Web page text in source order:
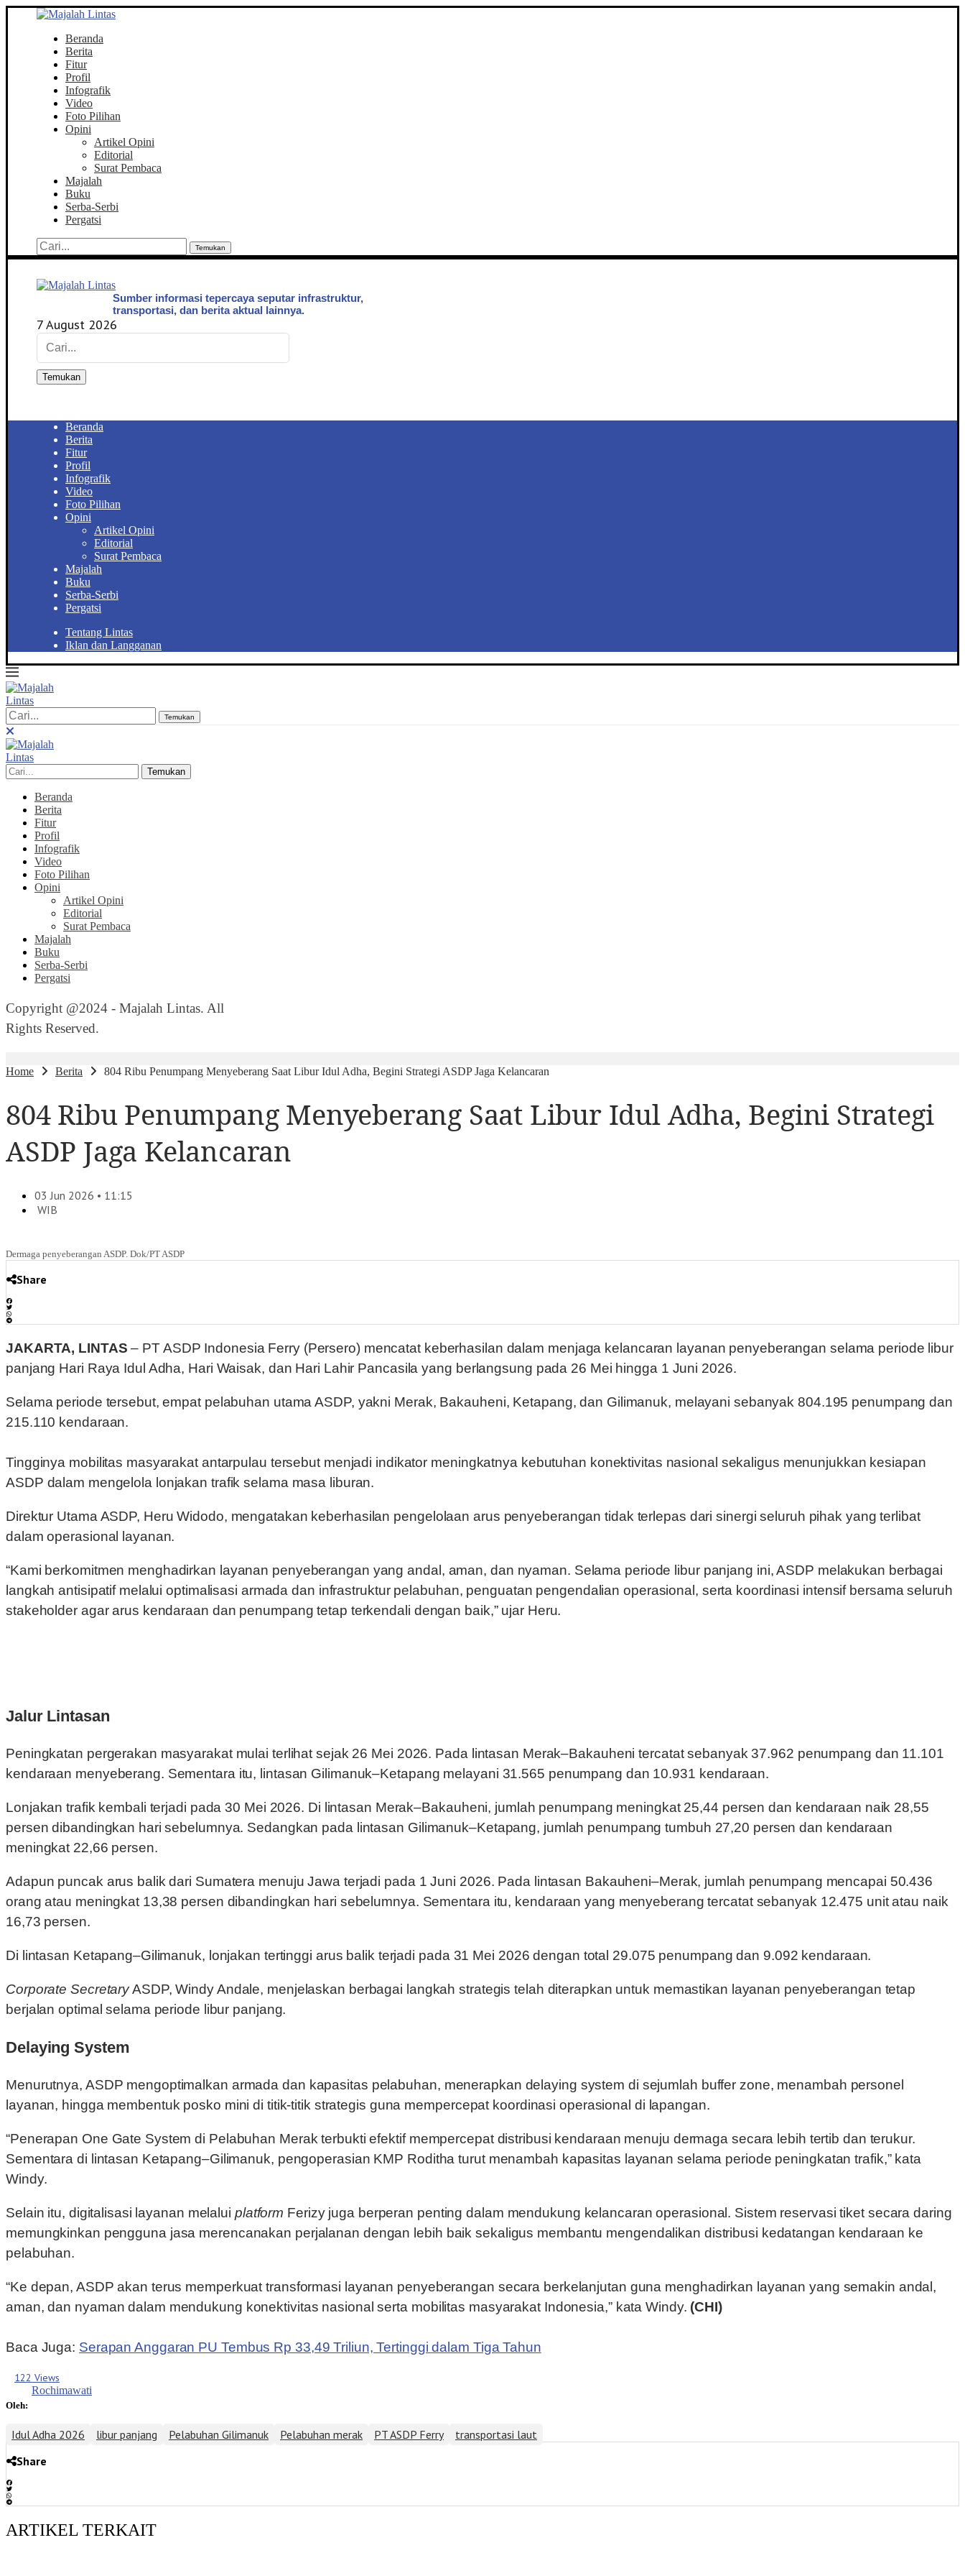
Beranda
Berita
Fitur
Profil
Infografik
Video
Foto Pilihan
Opini
Artikel Opini
Editorial
Surat Pembaca
Majalah
Buku
Serba-Serbi
Pergatsi
Temukan
Sumber informasi tepercaya seputar infrastruktur,
transportasi, dan berita aktual lainnya.
7 August 2026
Temukan
Beranda
Berita
Fitur
Profil
Infografik
Video
Foto Pilihan
Opini
Artikel Opini
Editorial
Surat Pembaca
Majalah
Buku
Serba-Serbi
Pergatsi
Tentang Lintas
Iklan dan Langganan
Temukan
Temukan
Beranda
Berita
Fitur
Profil
Infografik
Video
Foto Pilihan
Opini
Artikel Opini
Editorial
Surat Pembaca
Majalah
Buku
Serba-Serbi
Pergatsi
Copyright @2024 - Majalah Lintas. All
Rights Reserved.
Home Berita 804 Ribu Penumpang Menyeberang Saat Libur Idul Adha, Begini Strategi ASDP Jaga Kelancaran
804 Ribu Penumpang Menyeberang Saat Libur Idul Adha, Begini Strategi
ASDP Jaga Kelancaran
03 Jun 2026 • 11:15
WIB
Dermaga penyeberangan ASDP. Dok/PT ASDP
Share
JAKARTA, LINTAS – PT ASDP Indonesia Ferry (Persero) mencatat keberhasilan dalam menjaga kelancaran layanan penyeberangan selama periode libur
panjang Hari Raya Idul Adha, Hari Waisak, dan Hari Lahir Pancasila yang berlangsung pada 26 Mei hingga 1 Juni 2026.
Selama periode tersebut, empat pelabuhan utama ASDP, yakni Merak, Bakauheni, Ketapang, dan Gilimanuk, melayani sebanyak 804.195 penumpang dan
215.110 kendaraan.
Tingginya mobilitas masyarakat antarpulau tersebut menjadi indikator meningkatnya kebutuhan konektivitas nasional sekaligus menunjukkan kesiapan
ASDP dalam mengelola lonjakan trafik selama masa liburan.
Direktur Utama ASDP, Heru Widodo, mengatakan keberhasilan pengelolaan arus penyeberangan tidak terlepas dari sinergi seluruh pihak yang terlibat
dalam operasional layanan.
“Kami berkomitmen menghadirkan layanan penyeberangan yang andal, aman, dan nyaman. Selama periode libur panjang ini, ASDP melakukan berbagai
langkah antisipatif melalui optimalisasi armada dan infrastruktur pelabuhan, penguatan pengendalian operasional, serta koordinasi intensif bersama seluruh
stakeholder agar arus kendaraan dan penumpang tetap terkendali dengan baik,” ujar Heru.
Jalur Lintasan
Peningkatan pergerakan masyarakat mulai terlihat sejak 26 Mei 2026. Pada lintasan Merak–Bakauheni tercatat sebanyak 37.962 penumpang dan 11.101
kendaraan menyeberang. Sementara itu, lintasan Gilimanuk–Ketapang melayani 31.565 penumpang dan 10.931 kendaraan.
Lonjakan trafik kembali terjadi pada 30 Mei 2026. Di lintasan Merak–Bakauheni, jumlah penumpang meningkat 25,44 persen dan kendaraan naik 28,55
persen dibandingkan hari sebelumnya. Sedangkan pada lintasan Gilimanuk–Ketapang, jumlah penumpang tumbuh 27,20 persen dan kendaraan
meningkat 22,66 persen.
Adapun puncak arus balik dari Sumatera menuju Jawa terjadi pada 1 Juni 2026. Pada lintasan Bakauheni–Merak, jumlah penumpang mencapai 50.436
orang atau meningkat 13,38 persen dibandingkan hari sebelumnya. Sementara itu, kendaraan yang menyeberang tercatat sebanyak 12.475 unit atau naik
16,73 persen.
Di lintasan Ketapang–Gilimanuk, lonjakan tertinggi arus balik terjadi pada 31 Mei 2026 dengan total 29.075 penumpang dan 9.092 kendaraan.
Corporate SecretaryASDP, Windy Andale, menjelaskan berbagai langkah strategis telah diterapkan untuk memastikan layanan penyeberangan tetap
berjalan optimal selama periode libur panjang.
Delaying System
Menurutnya, ASDP mengoptimalkan armada dan kapasitas pelabuhan, menerapkan delaying system di sejumlah buffer zone, menambah personel
layanan, hingga membentuk posko mini di titik-titik strategis guna mempercepat koordinasi operasional di lapangan.
“Penerapan One Gate System di Pelabuhan Merak terbukti efektif mempercepat distribusi kendaraan menuju dermaga secara lebih tertib dan terukur.
Sementara di lintasan Ketapang–Gilimanuk, pengoperasian KMP Roditha turut menambah kapasitas layanan selama periode peningkatan trafik,” kata
Windy.
Selain itu, digitalisasi layanan melalui platform Ferizy juga berperan penting dalam mendukung kelancaran operasional. Sistem reservasi tiket secara daring
memungkinkan pengguna jasa merencanakan perjalanan dengan lebih baik sekaligus membantu mengendalikan distribusi kedatangan kendaraan ke
pelabuhan.
“Ke depan, ASDP akan terus memperkuat transformasi layanan penyeberangan secara berkelanjutan guna menghadirkan layanan yang semakin andal,
aman, dan nyaman dalam mendukung konektivitas nasional serta mobilitas masyarakat Indonesia,” kata Windy. (CHI)
Baca Juga: Serapan Anggaran PU Tembus Rp 33,49 Triliun, Tertinggi dalam Tiga Tahun
122 Views
Oleh:
Rochimawati
Idul Adha 2026 libur panjang Pelabuhan Gilimanuk Pelabuhan merak PT ASDP Ferry
transportasi laut
Share
ARTIKEL TERKAIT